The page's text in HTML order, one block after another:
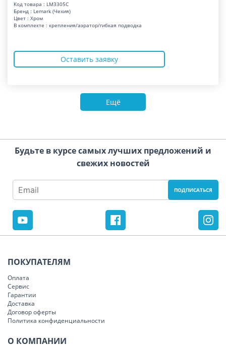
Код товара : LM3305C
Бренд : Lemark (Чехия)
Цвет : Хром
В комплекте : крепления/аэратор/гибкая подводка
Оставить заявку
Ещё
Будьте в курсе самых лучших предложений и
свежих новостей
ПОКУПАТЕЛЯМ
Оплата
Сервис
Гарантии
Доставка
Договор оферты
Политика конфиденциальности
О КОМПАНИИ